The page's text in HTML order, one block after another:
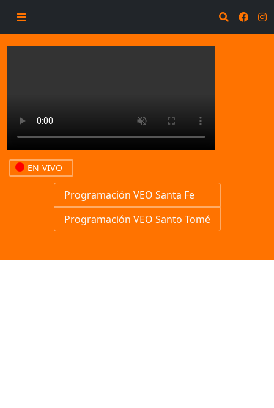
EN VIVO
Programación VEO Santa Fe
Programación VEO Santo Tomé